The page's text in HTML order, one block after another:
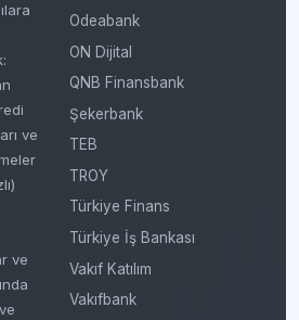
ve
ve
Odeabank
ON Dijital
QNB Finansbank
Şekerbank
TEB
TROY
Türkiye Finans
Türkiye İş Bankası
Vakıf Katılım
Vakıfbank